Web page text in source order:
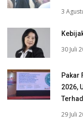
3
30 Juli
Pakar
2026,
29 Juli